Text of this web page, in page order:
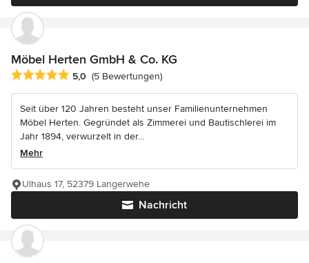
Möbel Herten GmbH & Co. KG
Durchschnittliche Bewertung: 5 von 5 Sternen
5,0 (5 Bewertungen)
Seit über 120 Jahren besteht unser Familienunternehmen
Möbel Herten. Gegründet als Zimmerei und Bautischlerei im
Jahr 1894, verwurzelt in der...
Mehr
Nachricht
Ulhaus 17, 52379 Langerwehe